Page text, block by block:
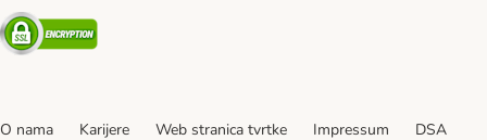
Security
O nama Karijere Web stranica tvrtke Impressum DSA